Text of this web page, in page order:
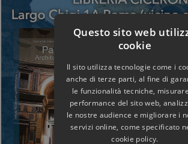
Questo sito web
cookie
Il sito utilizza tecnologie come i
anche di terze parti, al fine di
le funzionalità tecniche,
performance del sito web,
le nostre audience e migliorare i
servizi online, come specificato
cookie policy.